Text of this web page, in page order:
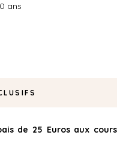
ans
de 25 Euros aux cours